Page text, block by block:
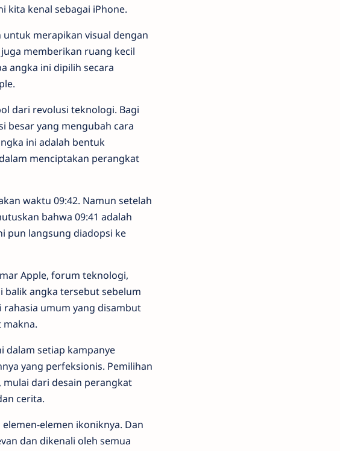
kita kenal sebagai iPhone.
merapikan visual dengan
memberikan ruang kecil
angka ini dipilih secara
dari revolusi teknologi. Bagi
besar yang mengubah cara
ini adalah bentuk
menciptakan perangkat
waktu 09:42. Namun setelah
bahwa 09:41 adalah
pun langsung diadopsi ke
Apple, forum teknologi,
balik angka tersebut sebelum
rahasia umum yang disambut
dalam setiap kampanye
yang perfeksionis. Pemilihan
dari desain perangkat
cerita.
elemen ikoniknya. Dan
dan dikenali oleh semua